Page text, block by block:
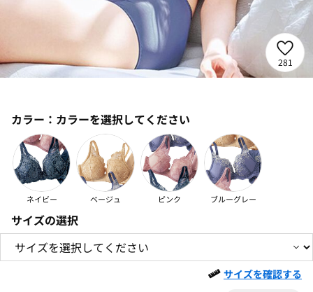
281
カラー： カラーを選択してください
ネイビー ベージュ ピンク ブルーグレー
サイズの選択
サイズを確認する